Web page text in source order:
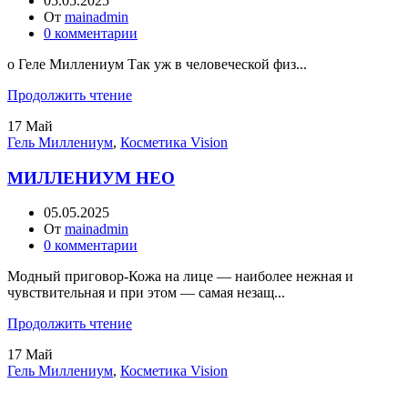
От mainadmin
0 комментарии
о Геле Миллениум Так уж в человеческой физ...
Продолжить чтение
17 Май
Гель Миллениум, Косметика Vision
МИЛЛЕНИУМ НЕО
05.05.2025
От mainadmin
0 комментарии
Модный приговор-Кожа на лице — наиболее нежная и
чувствительная и при этом — самая незащ...
Продолжить чтение
17 Май
Гель Миллениум, Косметика Vision